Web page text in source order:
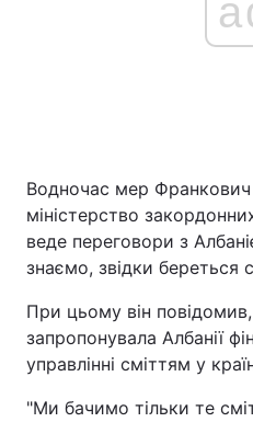
Водночас мер
міністерство
веде переговори з
знаємо, звідки береться
При цьому він
запропонувала Албанії
управлінні сміттям у
"Ми бачимо тільки те